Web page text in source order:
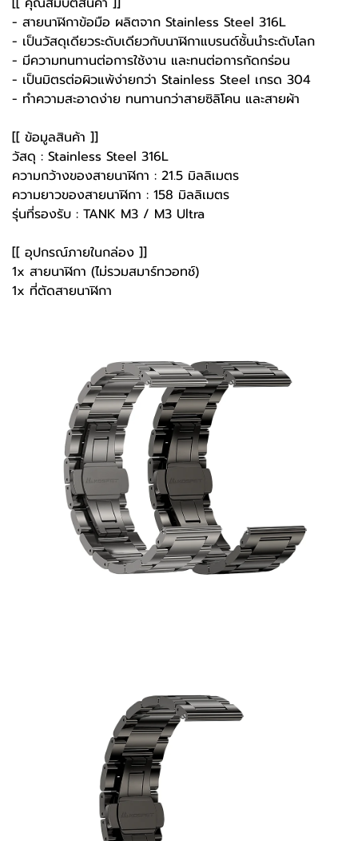
- สายนาฬิกาข้อมือ ผลิตจาก Stainless Steel 316L
- เป็นวัสดุเดียวระดับเดียวกับนาฬิกาแบรนด์ชั้นนำระดับโลก
- มีความทนทานต่อการใช้งาน และทนต่อการกัดกร่อน
- เป็นมิตรต่อผิวแพ้ง่ายกว่า Stainless Steel เกรด 304
- ทำความสะอาดง่าย ทนทานกว่าสายซิลิโคน และสายผ้า
[[ ข้อมูลสินค้า ]]
วัสดุ : Stainless Steel 316L
ความกว้างของสายนาฬิกา : 21.5 มิลลิเมตร
ความยาวของสายนาฬิกา : 158 มิลลิเมตร
รุ่นที่รองรับ : TANK M3 / M3 Ultra
[[ อุปกรณ์ภายในกล่อง ]]
1x สายนาฬิกา (ไม่รวมสมาร์ทวอทช์)
1x ที่ตัดสายนาฬิกา